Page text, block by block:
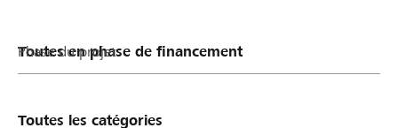
Phase du projet